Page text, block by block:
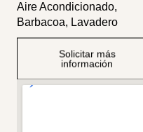
Aire Acondicionado,
Barbacoa, Lavadero
Solicitar más
información